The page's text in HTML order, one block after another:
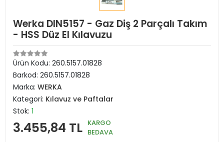
Werka DIN5157 - Gaz Diş 2 Parçalı Takım
- HSS Düz El Kılavuzu
Ürün Kodu: 260.5157.01828
Barkod: 260.5157.01828
Marka: WERKA
Kategori: Kılavuz ve Paftalar
Stok: 1
3.455,84 TL KARGO
BEDAVA